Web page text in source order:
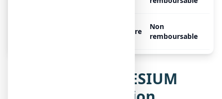
Libre
Non
remboursable
Notice de MAGNESIUM